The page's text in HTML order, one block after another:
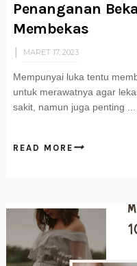
Penanganan
Membekas
MARET 17, 2023
Mempunyai luka tentu
untuk merawatnya agar
sakit, namun juga penting ...
READ MORE